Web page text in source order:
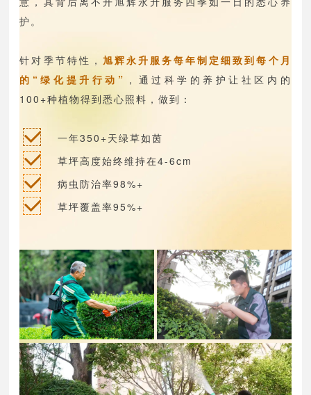
护。
针对季节特性， 旭辉永升服务每年制定细致到每个月
的“绿化提升行动” ，通过科学的养护让社区内的
100+种植物得到悉心照料，做到：
一年350+天绿草如茵
草坪高度始终维持在4-6cm
病虫防治率98%+
草坪覆盖率95%+